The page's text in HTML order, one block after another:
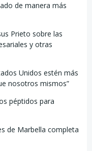
de manera más
Prieto sobre las
y otras
Unidos estén más
nosotros mismos”
péptidos para
de Marbella completa